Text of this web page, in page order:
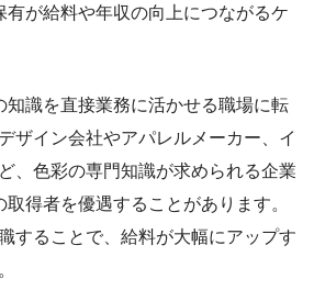
有が給料や年収の向上につながるケ
知識を直接業務に活かせる職場に転
ザイン会社やアパレルメーカー、イ
、色彩の専門知識が求められる企業
得者を優遇することがあります。
することで、給料が大幅にアップす